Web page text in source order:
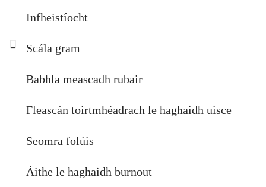
Infheistíocht
Scála gram
Babhla meascadh rubair
Fleascán toirtmhéadrach le haghaidh uisce
Seomra folúis
Áithe le haghaidh burnout